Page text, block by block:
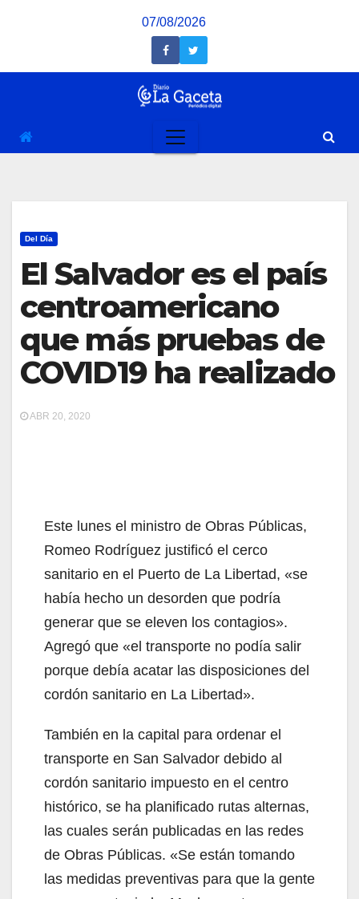
07/08/2026
Del Día
El Salvador es el país
centroamericano
que más pruebas de
COVID19 ha realizado
ABR 20, 2020
Este lunes el ministro de Obras Públicas,
Romeo Rodríguez justificó el cerco
sanitario en el Puerto de La Libertad, «se
había hecho un desorden que podría
generar que se eleven los contagios».
Agregó que «el transporte no podía salir
porque debía acatar las disposiciones del
cordón sanitario en La Libertad».
También en la capital para ordenar el
transporte en San Salvador debido al
cordón sanitario impuesto en el centro
histórico, se ha planificado rutas alternas,
las cuales serán publicadas en las redes
de Obras Públicas. «Se están tomando
las medidas preventivas para que la gente